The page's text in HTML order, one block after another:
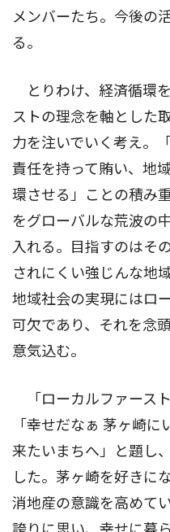
メンバーたち。今後の
る。
とりわけ、経済循環
ストの理念を軸とした
力を注いでいく考え。
責任を持って賄い、地
環させる」ことの積み
をグローバルな荒波の
入れる。目指すのはそ
されにくい強じんな地
地域社会の実現にはロ
可欠であり、それを念
意気込む。
「ローカルファース
「幸せだなぁ 茅ヶ崎
来たいまちへ」と題し
した。茅ヶ崎を好きに
消地産の意識を高めて